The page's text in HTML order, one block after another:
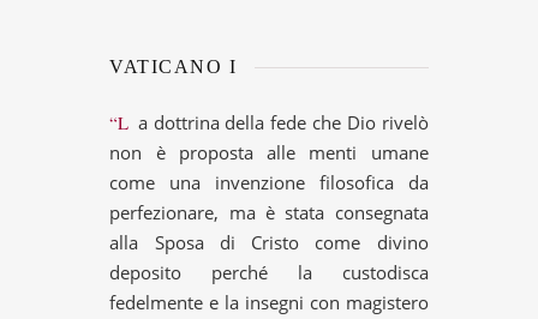
VATICANO I
“La dottrina della fede che Dio rivelò
non è proposta alle menti umane
come una invenzione filosofica da
perfezionare, ma è stata consegnata
alla Sposa di Cristo come divino
deposito perché la custodisca
fedelmente e la insegni con magistero